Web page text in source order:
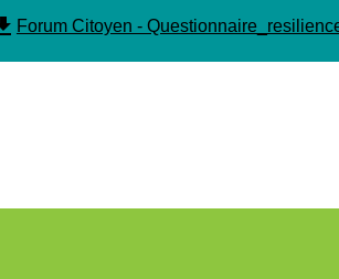
Forum Citoyen -